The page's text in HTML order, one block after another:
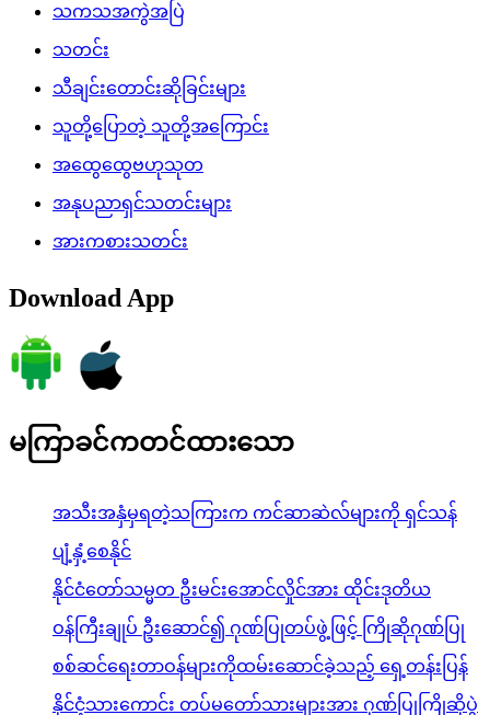
သကသအကွဲအပြဲ
သတင်း
သီချင်းတောင်းဆိုခြင်းများ
သူတို့ပြောတဲ့ သူတို့အကြောင်း
အထွေထွေဗဟုသုတ
အနုပညာရှင်သတင်းများ
အားကစားသတင်း
Download App
မကြာခင်ကတင်ထားသော
အသီးအနှံမှရတဲ့သကြားက ကင်ဆာဆဲလ်များကို ရှင်သန်
ပျံ့နှံ့စေနိုင်
နိုင်ငံတော်သမ္မတ ဦးမင်းအောင်လှိုင်အား ထိုင်းဒုတိယ
ဝန်ကြီးချုပ် ဦးဆောင်၍ ဂုဏ်ပြုတပ်ဖွဲ့ဖြင့် ကြိုဆိုဂုဏ်ပြု
စစ်ဆင်ရေးတာဝန်များကိုထမ်းဆောင်ခဲ့သည့် ရှေ့တန်းပြန်
နိုင်ငံ့သားကောင်း တပ်မတော်သားများအား ဂုဏ်ပြုကြိုဆိုပွဲ